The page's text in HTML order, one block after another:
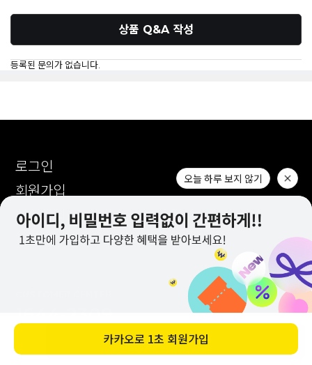
바로 구매하기
상품 Q&A 작성
등록된 문의가 없습니다.
로그인
회원가입
사이트맵
1:1문의
( 전화 상담 미 운영 / 문자 발신 전용 )
카카오톡 : AM 10:00 ~ PM 17:00